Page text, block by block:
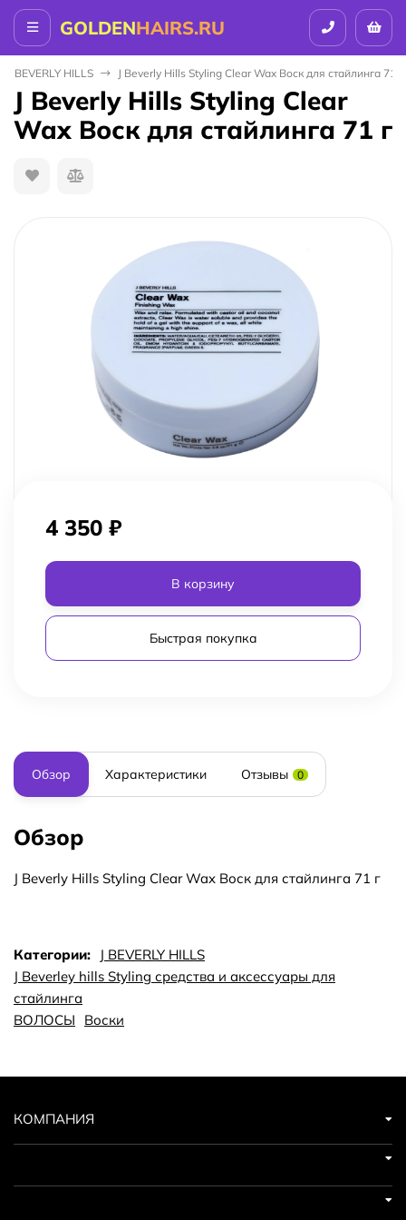
GOLDENHAIRS.RU
J BEVERLY HILLS J Beverly Hills Styling Clear Wax Воск для стайлинга 71 г
J Beverly Hills Styling Clear
Wax Воск для стайлинга 71 г
4 350 ₽
В корзину
Быстрая покупка
Обзор Характеристики Отзывы 0
Обзор
J Beverly Hills Styling Clear Wax Воск для стайлинга 71 г
Категории:
J BEVERLY HILLS
J Beverley hills Styling средства и аксессуары для
стайлинга
ВОЛОСЫ
Воски
КОМПАНИЯ